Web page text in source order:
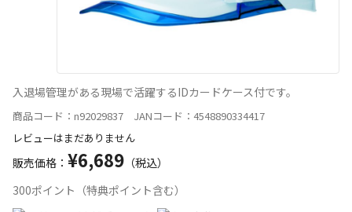
入退場管理がある現場で活躍するIDカードケース付です。
商品コード：n92029837 JANコード：4548890334417
レビューはまだありません
販売価格： ¥6,689 （税込）
300ポイント（特典ポイント含む）